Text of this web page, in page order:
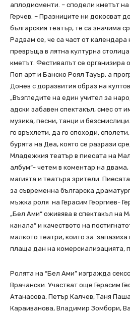
аплодисменти. – сподели кметът
Герчев. – Празниците ни докосват
българския театър, те са значима
Радвам се, че са част от
превръща в лятна културна
кметът. Фестивалът се организира
Поп арт и Банско Роял Тауър, а
Донев с доразвития образ на
„Възгледите на един учител за
адски забавен спектакъл, смес от
музика, песни, танци и
го връхлети, да го споходи,
бурята на Деа, която се разрази
Младежкия театър в пиесата на
албум“- четем в коментар на
магията и театъра зрители.
за съвременна българска
мъжка роля на Герасим Георгиев-
„Бел Ами“ оживява в спектакъл на
канала“ и качеството на
малкото театри, които за запазиха
плаща дан на комерсиализацията,
Ролята на “Бел Ами” изгражда
Врачански. Участват още Герасим
Атанасова, Петър Калчев, Таня
Караиванова, Владимир Зомбори,